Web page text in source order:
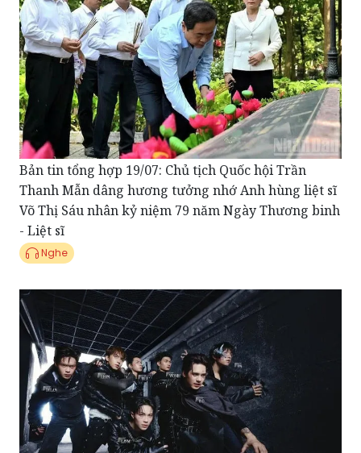
Bản tin tổng hợp 19/07: Chủ tịch Quốc hội Trần
Thanh Mẫn dâng hương tưởng nhớ Anh hùng liệt sĩ
Võ Thị Sáu nhân kỷ niệm 79 năm Ngày Thương binh
- Liệt sĩ
Nghe